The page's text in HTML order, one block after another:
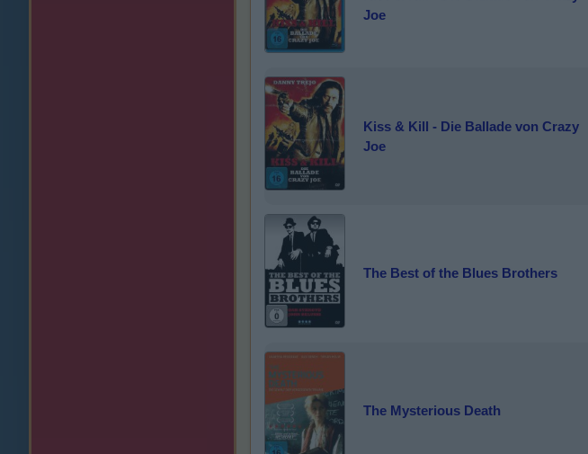
Joe
Kiss & Kill - Die Ballade von Crazy
Joe
The Best of the Blues Brothers
The Mysterious Death